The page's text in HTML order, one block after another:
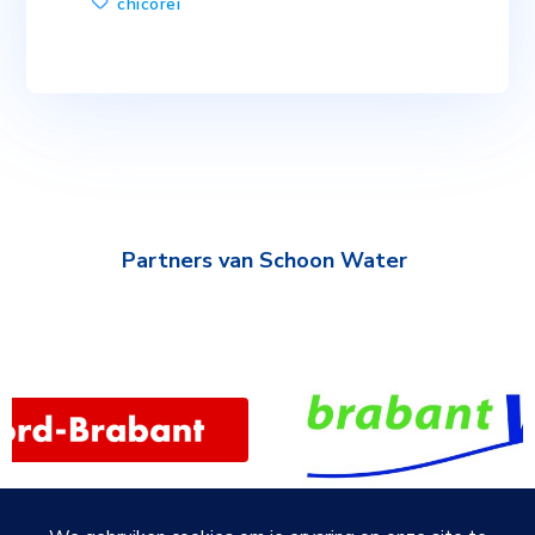
Partners van Schoon Water